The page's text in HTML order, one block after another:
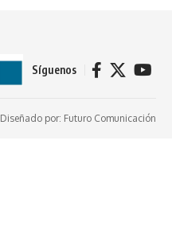
Síguenos
Diseñado por: Futuro Comunicación